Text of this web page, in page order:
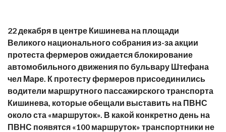
22 декабря в центре Кишинева на площади
Великого национального собрания из-за акции
протеста фермеров ожидается блокирование
автомобильного движения по бульвару Штефана
чел Маре. К протесту фермеров присоединились
водители маршрутного пассажирского транспорта
Кишинева, которые обещали выставить на ПВНС
около ста «маршруток». В какой конкретно день на
ПВНС появятся «100 маршруток» транспортники не